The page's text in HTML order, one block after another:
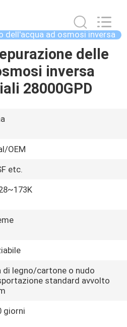
ad osmosi inversa
delle
inversa
28000GPD
OEM
etc.
di legno/cartone o nudo
standard avvolto
giorni